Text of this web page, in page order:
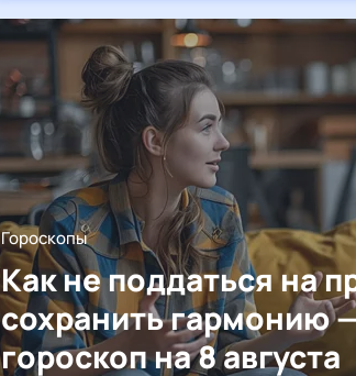
Гороскопы
Как не поддаться на
сохранить гармонию
гороскоп на 8 августа